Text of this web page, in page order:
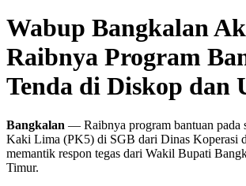
Wabup Bangkalan
Raibnya Program
Tenda di Diskop dan
Bangkalan — Raibnya program bantuan pada
Kaki Lima (PK5) di SGB dari Dinas Koperasi
memantik respon tegas dari Wakil Bupati
Timur.